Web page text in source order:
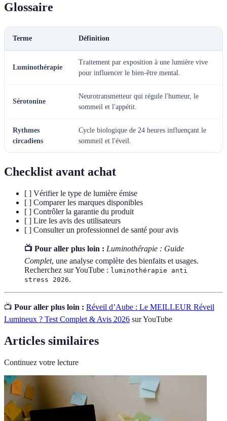
Glossaire
Terme Définition
Luminothérapie
Traitement par exposition à une lumière vive
pour influencer le bien-être mental.
Sérotonine
Neurotransmetteur qui régule l'humeur, le
sommeil et l'appétit.
Rythmes
circadiens
Cycle biologique de 24 heures influençant le
sommeil et l'éveil.
Checklist avant achat
[ ] Vérifier le type de lumière émise
[ ] Comparer les marques disponibles
[ ] Contrôler la garantie du produit
[ ] Lire les avis des utilisateurs
[ ] Consulter un professionnel de santé pour avis
📺 Pour aller plus loin : Luminothérapie : Guide
Complet, une analyse complète des bienfaits et usages.
Recherchez sur YouTube : luminothérapie anti
stress 2026.
📺 Pour aller plus loin : Réveil d’Aube : Le MEILLEUR Réveil
Lumineux ? Test Complet & Avis 2026 sur YouTube
Articles similaires
Continuez votre lecture